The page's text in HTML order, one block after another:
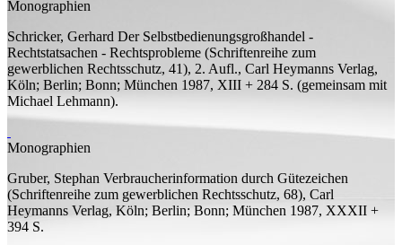
Monographien
Schricker, Gerhard Der Selbstbedienungsgroßhandel -
Rechtstatsachen - Rechtsprobleme (Schriftenreihe zum
gewerblichen Rechtsschutz, 41), 2. Aufl., Carl Heymanns Verlag,
Köln; Berlin; Bonn; München 1987, XIII + 284 S. (gemeinsam mit
Michael Lehmann).
Monographien
Gruber, Stephan Verbraucherinformation durch Gütezeichen
(Schriftenreihe zum gewerblichen Rechtsschutz, 68), Carl
Heymanns Verlag, Köln; Berlin; Bonn; München 1987, XXXII +
394 S.